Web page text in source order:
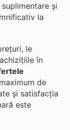
și
la
le
în
de
și satisfacția
este